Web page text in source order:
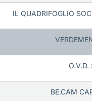
IL QUADRIFOGLIO
O.V.D.
BE.CAM